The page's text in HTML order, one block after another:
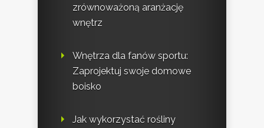
zrównoważoną aranżację
wnętrz
Wnętrza dla fanów sportu:
Zaprojektuj swoje domowe
boisko
Jak wykorzystać rośliny